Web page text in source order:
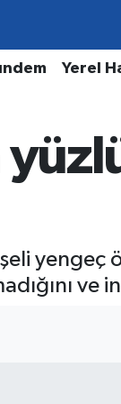
Yerel
ve